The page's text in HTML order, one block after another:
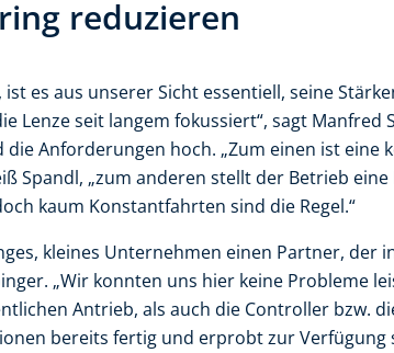
reduzieren
es aus unserer Sicht essentiell, seine
Lenze seit langem fokussiert“, sagt Manfred
die Anforderungen hoch. „Zum einen ist
Spandl, „zum anderen stellt der Betrieb
kaum Konstantfahrten sind die Regel.“
kleines Unternehmen einen Partner, der
„Wir konnten uns hier keine Probleme
Antrieb, als auch die Controller bzw.
bereits fertig und erprobt zur